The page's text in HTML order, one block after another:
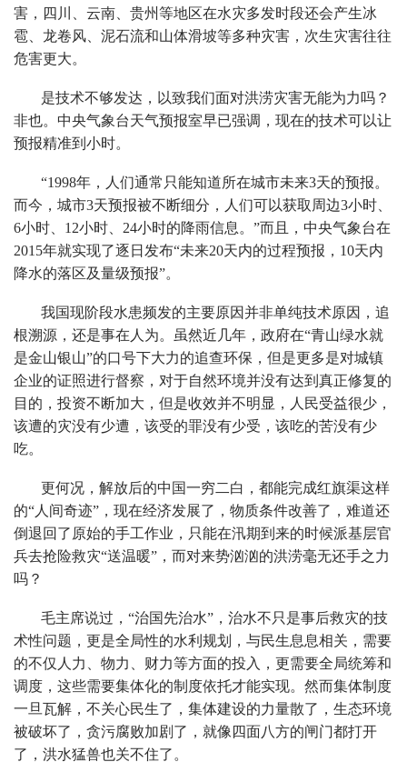
害，四川、云南、贵州等地区在水灾多发时段还会产生冰
雹、龙卷风、泥石流和山体滑坡等多种灾害，次生灾害往往
危害更大。
是技术不够发达，以致我们面对洪涝灾害无能为力吗？
非也。中央气象台天气预报室早已强调，现在的技术可以让
预报精准到小时。
“1998年，人们通常只能知道所在城市未来3天的预报。
而今，城市3天预报被不断细分，人们可以获取周边3小时、
6小时、12小时、24小时的降雨信息。”而且，中央气象台在
2015年就实现了逐日发布“未来20天内的过程预报，10天内
降水的落区及量级预报”。
我国现阶段水患频发的主要原因并非单纯技术原因，追
根溯源，还是事在人为。虽然近几年，政府在“青山绿水就
是金山银山”的口号下大力的追查环保，但是更多是对城镇
企业的证照进行督察，对于自然环境并没有达到真正修复的
目的，投资不断加大，但是收效并不明显，人民受益很少，
该遭的灾没有少遭，该受的罪没有少受，该吃的苦没有少
吃。
更何况，解放后的中国一穷二白，都能完成红旗渠这样
的“人间奇迹”，现在经济发展了，物质条件改善了，难道还
倒退回了原始的手工作业，只能在汛期到来的时候派基层官
兵去抢险救灾“送温暖”，而对来势汹汹的洪涝毫无还手之力
吗？
毛主席说过，“治国先治水”，治水不只是事后救灾的技
术性问题，更是全局性的水利规划，与民生息息相关，需要
的不仅人力、物力、财力等方面的投入，更需要全局统筹和
调度，这些需要集体化的制度依托才能实现。然而集体制度
一旦瓦解，不关心民生了，集体建设的力量散了，生态环境
被破坏了，贪污腐败加剧了，就像四面八方的闸门都打开
了，洪水猛兽也关不住了。